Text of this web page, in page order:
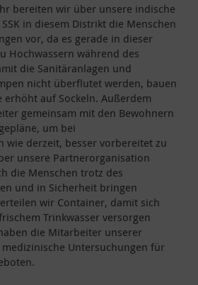
bereiten wir über unsere indische
in diesem Distrikt die Menschen
vor, da es gerade in dieser
Hochwassern während des
die Sanitäranlagen und
nicht überflutet werden, bauen
auf Sockeln. Außerdem
gemeinsam mit den Bewohnern
um bei
wie derzeit, besser vorbereitet zu
unsere Partnerorganisation
die Menschen trotz des
und in Sicherheit bringen
wir Container, damit sich
Trinkwasser versorgen
die Mitarbeiter unserer
Untersuchungen für